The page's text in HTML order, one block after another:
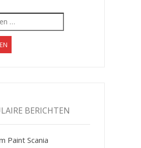
BERICHTEN
Paint Scania